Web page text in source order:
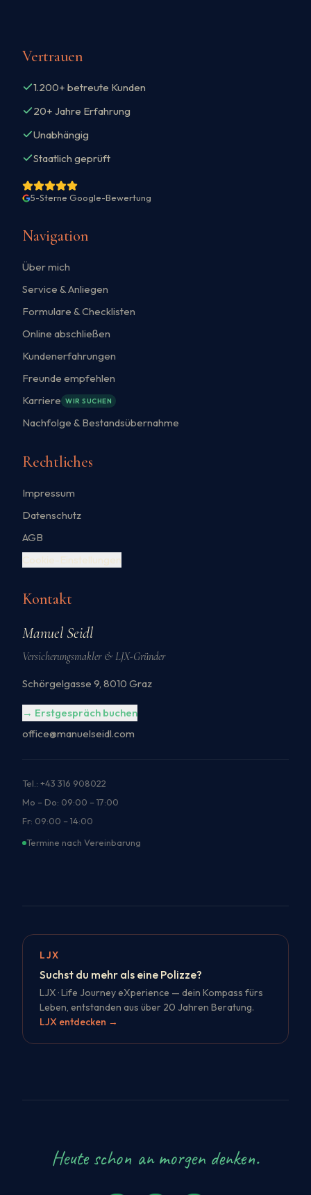
Vertrauen
1.200+ betreute Kunden
20+ Jahre Erfahrung
Unabhängig
Staatlich geprüft
5-Sterne Google-Bewertung
Navigation
Über mich
Service & Anliegen
Formulare & Checklisten
Online abschließen
Kundenerfahrungen
Freunde empfehlen
Karriere WIR SUCHEN
Nachfolge & Bestandsübernahme
Rechtliches
Impressum
Datenschutz
AGB
Cookie-Einstellungen
Kontakt
Manuel Seidl
Versicherungsmakler & LJX-Gründer
Schörgelgasse 9, 8010 Graz
→ Erstgespräch buchen
office@manuelseidl.com
Tel.: +43 316 908022
Mo – Do: 09:00 – 17:00
Fr: 09:00 – 14:00
Termine nach Vereinbarung
LJX
Suchst du mehr als eine Polizze?
LJX · Life Journey eXperience — dein Kompass fürs
Leben, entstanden aus über 20 Jahren Beratung.
LJX entdecken →
Heute schon an morgen denken.